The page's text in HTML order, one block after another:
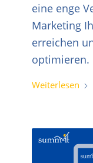
eine enge
Marketing
erreichen
optimieren.
Weiterlesen